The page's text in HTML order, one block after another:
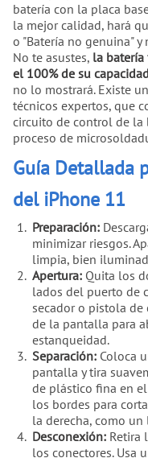
batería con la placa
la mejor calidad, hará
o "Batería no genuina"
No te asustes, la batería
el 100% de su
no lo mostrará. Existe
técnicos expertos, que
circuito de control de la
proceso de
Guía Detallada
del iPhone 11
Preparación:
minimizar riesgos.
limpia, bien
Apertura: Quita los
lados del puerto de
secador o pistola
de la pantalla para
estanqueidad.
Separación: Coloca
pantalla y tira
de plástico fina en
los bordes para
la derecha, como un
Desconexión: Retira
los conectores. Usa